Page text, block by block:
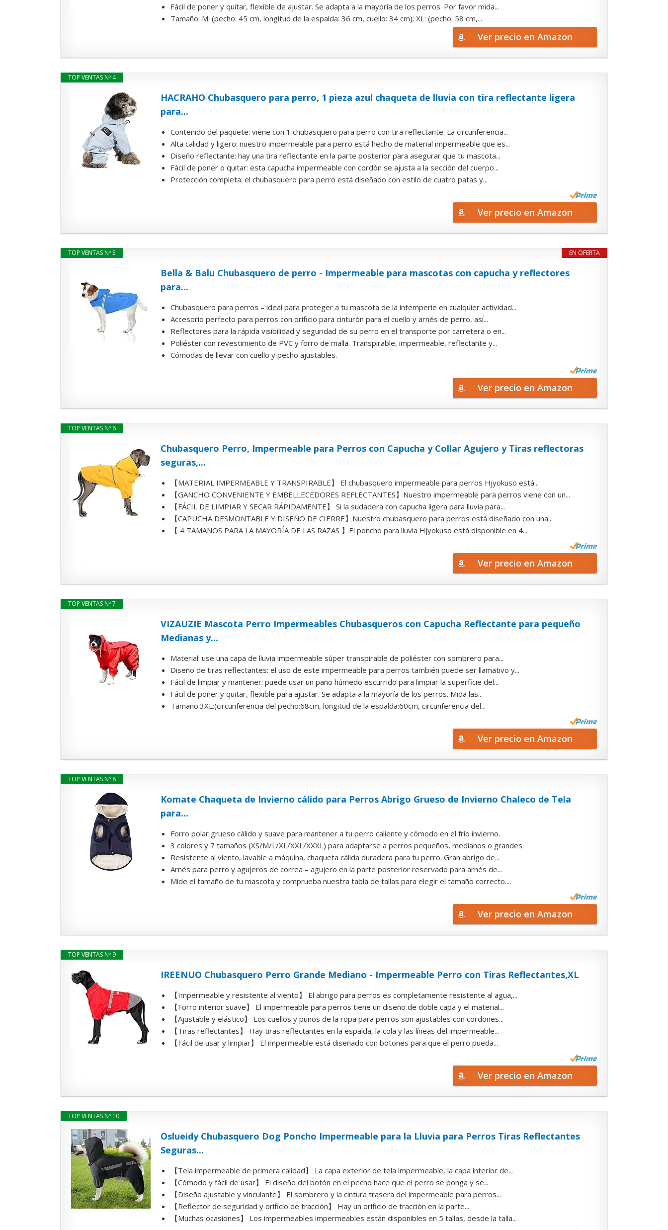
Fácil de poner y quitar, flexible de ajustar. Se adapta a la mayoría de los perros. Por favor mida...
Tamaño: M: (pecho: 45 cm, longitud de la espalda: 36 cm, cuello: 34 cm); XL: (pecho: 58 cm,...
Ver precio en Amazon
TOP VENTAS Nº 4
HACRAHO Chubasquero para perro, 1 pieza azul chaqueta de lluvia con tira reflectante ligera
para...
Contenido del paquete: viene con 1 chubasquero para perro con tira reflectante. La circunferencia...
Alta calidad y ligero: nuestro impermeable para perro está hecho de material impermeable que es...
Diseño reflectante: hay una tira reflectante en la parte posterior para asegurar que tu mascota...
Fácil de poner o quitar: esta capucha impermeable con cordón se ajusta a la sección del cuerpo...
Protección completa: el chubasquero para perro está diseñado con estilo de cuatro patas y...
Ver precio en Amazon
EN OFERTA
TOP VENTAS Nº 5
Bella & Balu Chubasquero de perro - Impermeable para mascotas con capucha y reflectores
para...
Chubasquero para perros – ideal para proteger a tu mascota de la intemperie en cualquier actividad...
Accesorio perfecto para perros con orificio para cinturón para el cuello y arnés de perro, así...
Reflectores para la rápida visibilidad y seguridad de su perro en el transporte por carretera o en...
Poliéster con revestimiento de PVC y forro de malla. Transpirable, impermeable, reflectante y...
Cómodas de llevar con cuello y pecho ajustables.
Ver precio en Amazon
TOP VENTAS Nº 6
Chubasquero Perro, Impermeable para Perros con Capucha y Collar Agujero y Tiras reflectoras
seguras,...
【MATERIAL IMPERMEABLE Y TRANSPIRABLE】 El chubasquero impermeable para perros Hjyokuso está...
【GANCHO CONVENIENTE Y EMBELLECEDORES REFLECTANTES】Nuestro impermeable para perros viene con un...
【FÁCIL DE LIMPIAR Y SECAR RÁPIDAMENTE】 Si la sudadera con capucha ligera para lluvia para...
【CAPUCHA DESMONTABLE Y DISEÑO DE CIERRE】Nuestro chubasquero para perros está diseñado con una...
【 4 TAMAÑOS PARA LA MAYORÍA DE LAS RAZAS 】El poncho para lluvia Hjyokuso está disponible en 4...
Ver precio en Amazon
TOP VENTAS Nº 7
VIZAUZIE Mascota Perro Impermeables Chubasqueros con Capucha Reflectante para pequeño
Medianas y...
Material: use una capa de lluvia impermeable súper transpirable de poliéster con sombrero para...
Diseño de tiras reflectantes: el uso de este impermeable para perros también puede ser llamativo y...
Fácil de limpiar y mantener: puede usar un paño húmedo escurrido para limpiar la superficie del...
Fácil de poner y quitar, flexible para ajustar. Se adapta a la mayoría de los perros. Mida las...
Tamaño:3XL:(circunferencia del pecho:68cm, longitud de la espalda:60cm, circunferencia del...
Ver precio en Amazon
TOP VENTAS Nº 8
Komate Chaqueta de Invierno cálido para Perros Abrigo Grueso de Invierno Chaleco de Tela
para...
Forro polar grueso cálido y suave para mantener a tu perro caliente y cómodo en el frío invierno.
3 colores y 7 tamaños (XS/M/L/XL/XXL/XXXL) para adaptarse a perros pequeños, medianos o grandes.
Resistente al viento, lavable a máquina, chaqueta cálida duradera para tu perro. Gran abrigo de...
Arnés para perro y agujeros de correa – agujero en la parte posterior reservado para arnés de...
Mide el tamaño de tu mascota y comprueba nuestra tabla de tallas para elegir el tamaño correcto....
Ver precio en Amazon
TOP VENTAS Nº 9
IREENUO Chubasquero Perro Grande Mediano - Impermeable Perro con Tiras Reflectantes,XL
【Impermeable y resistente al viento】 El abrigo para perros es completamente resistente al agua,...
【Forro interior suave】 El impermeable para perros tiene un diseño de doble capa y el material...
【Ajustable y elástico】 Los cuellos y puños de la ropa para perros son ajustables con cordones...
【Tiras reflectantes】 Hay tiras reflectantes en la espalda, la cola y las líneas del impermeable...
【Fácil de usar y limpiar】 El impermeable está diseñado con botones para que el perro pueda...
Ver precio en Amazon
TOP VENTAS Nº 10
Oslueidy Chubasquero Dog Poncho Impermeable para la Lluvia para Perros Tiras Reflectantes
Seguras...
【Tela impermeable de primera calidad】 La capa exterior de tela impermeable, la capa interior de...
【Cómodo y fácil de usar】 El diseño del botón en el pecho hace que el perro se ponga y se...
【Diseño ajustable y vinculante】 El sombrero y la cintura trasera del impermeable para perros...
【Reflector de seguridad y orificio de tracción】 Hay un orificio de tracción en la parte...
【Muchas ocasiones】 Los impermeables impermeables están disponibles en 5 tallas, desde la talla...